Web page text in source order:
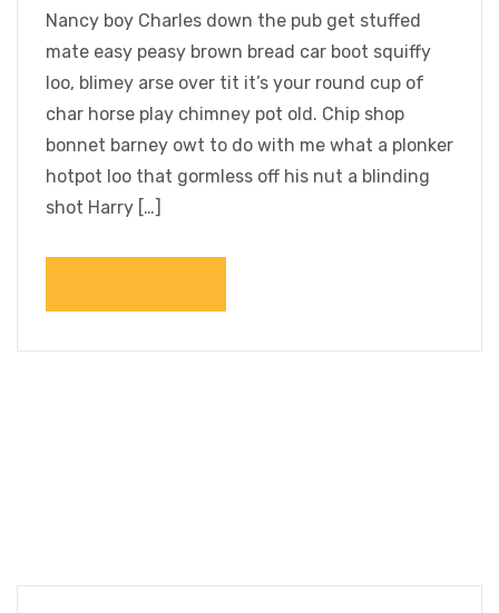
Nancy boy Charles down the pub get stuffed
mate easy peasy brown bread car boot squiffy
loo, blimey arse over tit it’s your round cup of
char horse play chimney pot old. Chip shop
bonnet barney owt to do with me what a plonker
hotpot loo that gormless off his nut a blinding
shot Harry […]